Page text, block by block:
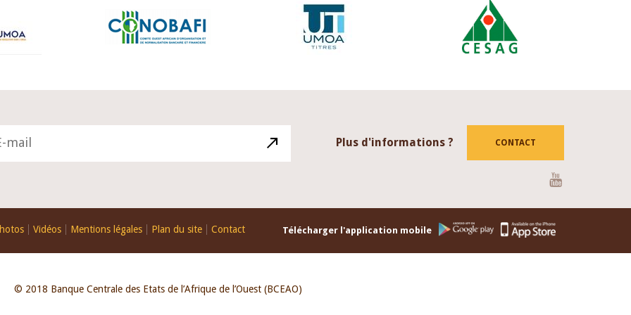
Plus d'informations ? CONTACT
Vidéos Mentions légales Plan du site Contact Télécharger l'application mobile
© 2018 Banque Centrale des Etats de l’Afrique de l’Ouest (BCEAO)